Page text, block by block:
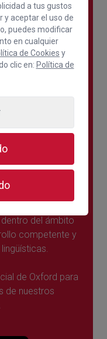
Idiomas
del ámbito
competente y
de Oxford para
de nuestros
a tus gustos
y aceptar el uso de
puedes modificar
en cualquier
de Cookies y
clic en: Política de